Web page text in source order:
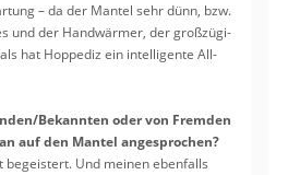
– da der Man­tel sehr dünn, bzw.
und der Hand­wär­mer, der gro­ß­zü­gi­
hat Hop­pe­diz ein in­tel­li­gen­te All­
Be­kann­ten oder von Frem­den
auf den Man­tel an­ge­spro­chen?
be­geis­tert. Und mei­nen eben­falls